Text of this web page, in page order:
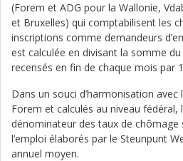
(Forem et ADG pour la Wallonie,
et Bruxelles) qui comptabilisent les
inscriptions comme demandeurs
est calculée en divisant la somme
recensés en fin de chaque mois par
Dans un souci d’harmonisation avec
Forem et calculés au niveau fédéral,
dénominateur des taux de
l’emploi élaborés par le Steunpunt
annuel moyen.